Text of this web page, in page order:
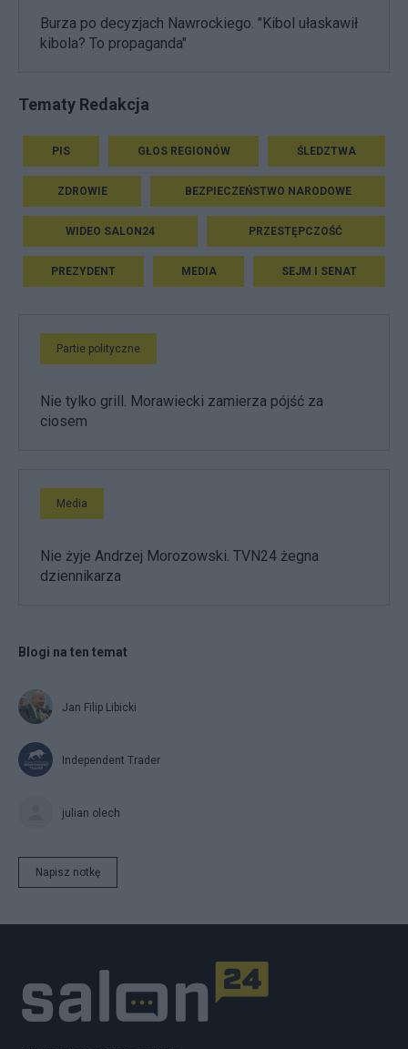
Burza po decyzjach Nawrockiego. "Kibol ułaskawił
kibola? To propaganda"
Tematy Redakcja
PIS GŁOS REGIONÓW ŚLEDZTWA
ZDROWIE BEZPIECZEŃSTWO NARODOWE
WIDEO SALON24 PRZESTĘPCZOŚĆ
PREZYDENT MEDIA SEJM I SENAT
Partie polityczne
Nie tylko grill. Morawiecki zamierza pójść za
ciosem
Media
Nie żyje Andrzej Morozowski. TVN24 żegna
dziennikarza
Blogi na ten temat
Jan Filip Libicki
Independent Trader
julian olech
Napisz notkę